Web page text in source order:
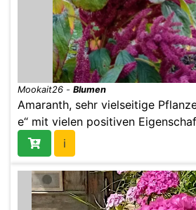
Mookait26 - Blumen
Amaranth, sehr vielseitige
e“ mit vielen positiven
i